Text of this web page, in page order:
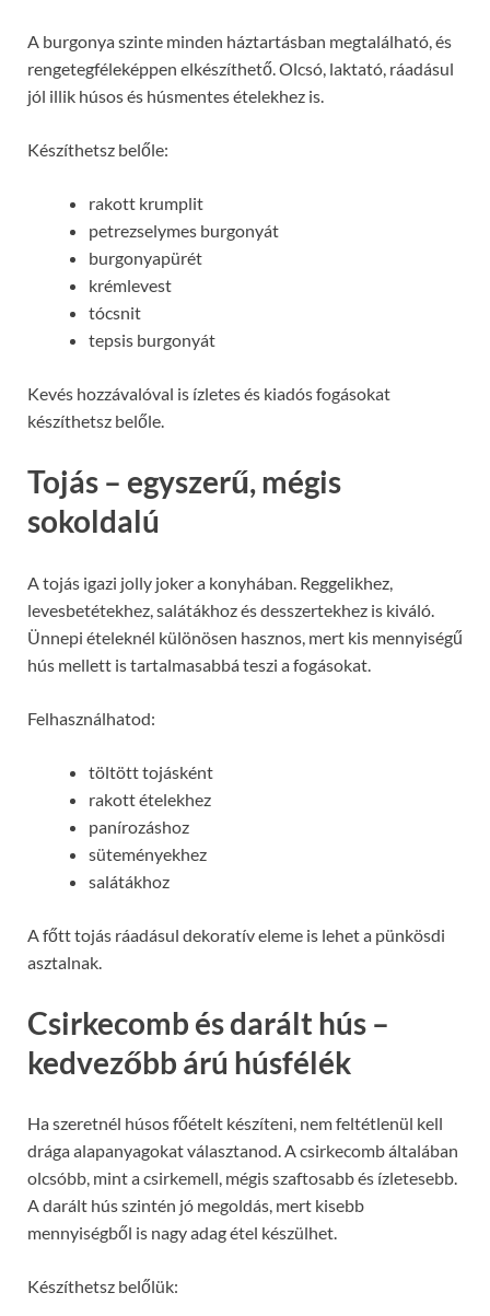
A burgonya szinte minden háztartásban megtalálható, és
rengetegféleképpen elkészíthető. Olcsó, laktató, ráadásul
jól illik húsos és húsmentes ételekhez is.
Készíthetsz belőle:
rakott krumplit
petrezselymes burgonyát
burgonyapürét
krémlevest
tócsnit
tepsis burgonyát
Kevés hozzávalóval is ízletes és kiadós fogásokat
készíthetsz belőle.
Tojás – egyszerű, mégis
sokoldalú
A tojás igazi jolly joker a konyhában. Reggelikhez,
levesbetétekhez, salátákhoz és desszertekhez is kiváló.
Ünnepi ételeknél különösen hasznos, mert kis mennyiségű
hús mellett is tartalmasabbá teszi a fogásokat.
Felhasználhatod:
töltött tojásként
rakott ételekhez
panírozáshoz
süteményekhez
salátákhoz
A főtt tojás ráadásul dekoratív eleme is lehet a pünkösdi
asztalnak.
Csirkecomb és darált hús –
kedvezőbb árú húsfélék
Ha szeretnél húsos főételt készíteni, nem feltétlenül kell
drága alapanyagokat választanod. A csirkecomb általában
olcsóbb, mint a csirkemell, mégis szaftosabb és ízletesebb.
A darált hús szintén jó megoldás, mert kisebb
mennyiségből is nagy adag étel készülhet.
Készíthetsz belőlük: